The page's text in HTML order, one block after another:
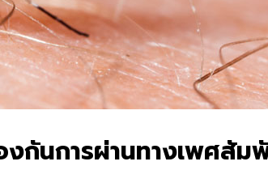
งกันการผ่านทางเพศสัม